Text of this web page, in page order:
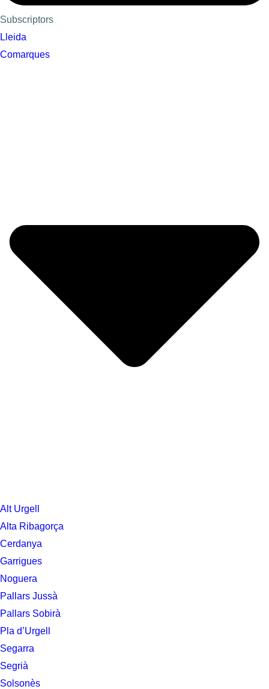
Subscriptors
Lleida
Comarques
Alt Urgell
Alta Ribagorça
Cerdanya
Garrigues
Noguera
Pallars Jussà
Pallars Sobirà
Pla d’Urgell
Segarra
Segrià
Solsonès